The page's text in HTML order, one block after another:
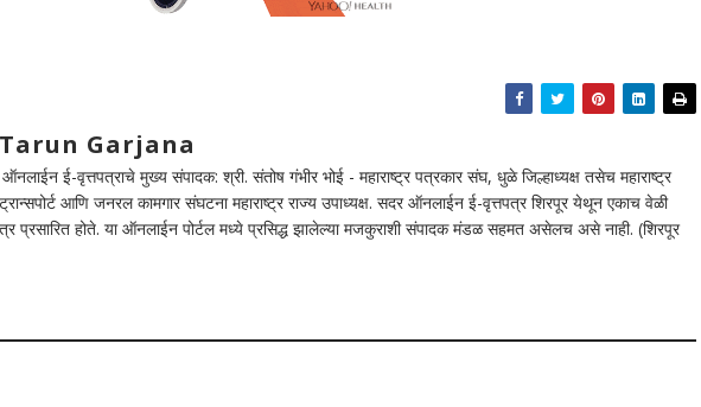
Garjana
ई-वृत्तपत्राचे मुख्य संपादक: श्री. संतोष गंभीर भोई - महाराष्ट्र पत्रकार संघ, धुळे जिल्हाध्यक्ष तसेच महाराष्ट्र
आणि जनरल कामगार संघटना महाराष्ट्र राज्य उपाध्यक्ष. सदर ऑनलाईन ई-वृत्तपत्र शिरपूर येथून एकाच वेळी
प्रसारित होते. या ऑनलाईन पोर्टल मध्ये प्रसिद्ध झालेल्या मजकुराशी संपादक मंडळ सहमत असेलच असे नाही. (शिरपूर